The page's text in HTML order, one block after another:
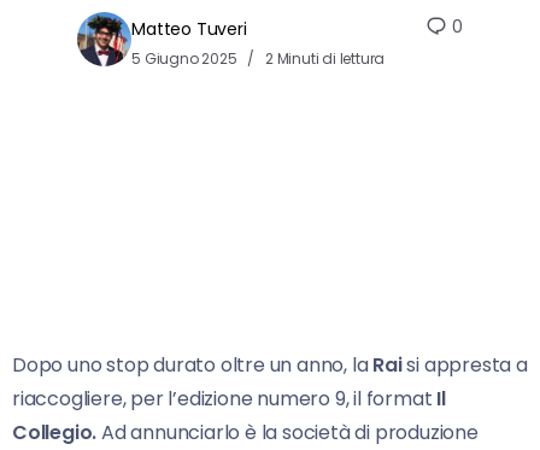
Matteo Tuveri
5 Giugno 2025 2 Minuti di lettura
0
Dopo uno stop durato oltre un anno, laRaisi appresta a
riaccogliere, per l’edizione numero 9, il format Il
Collegio.Ad annunciarlo è la società di produzione